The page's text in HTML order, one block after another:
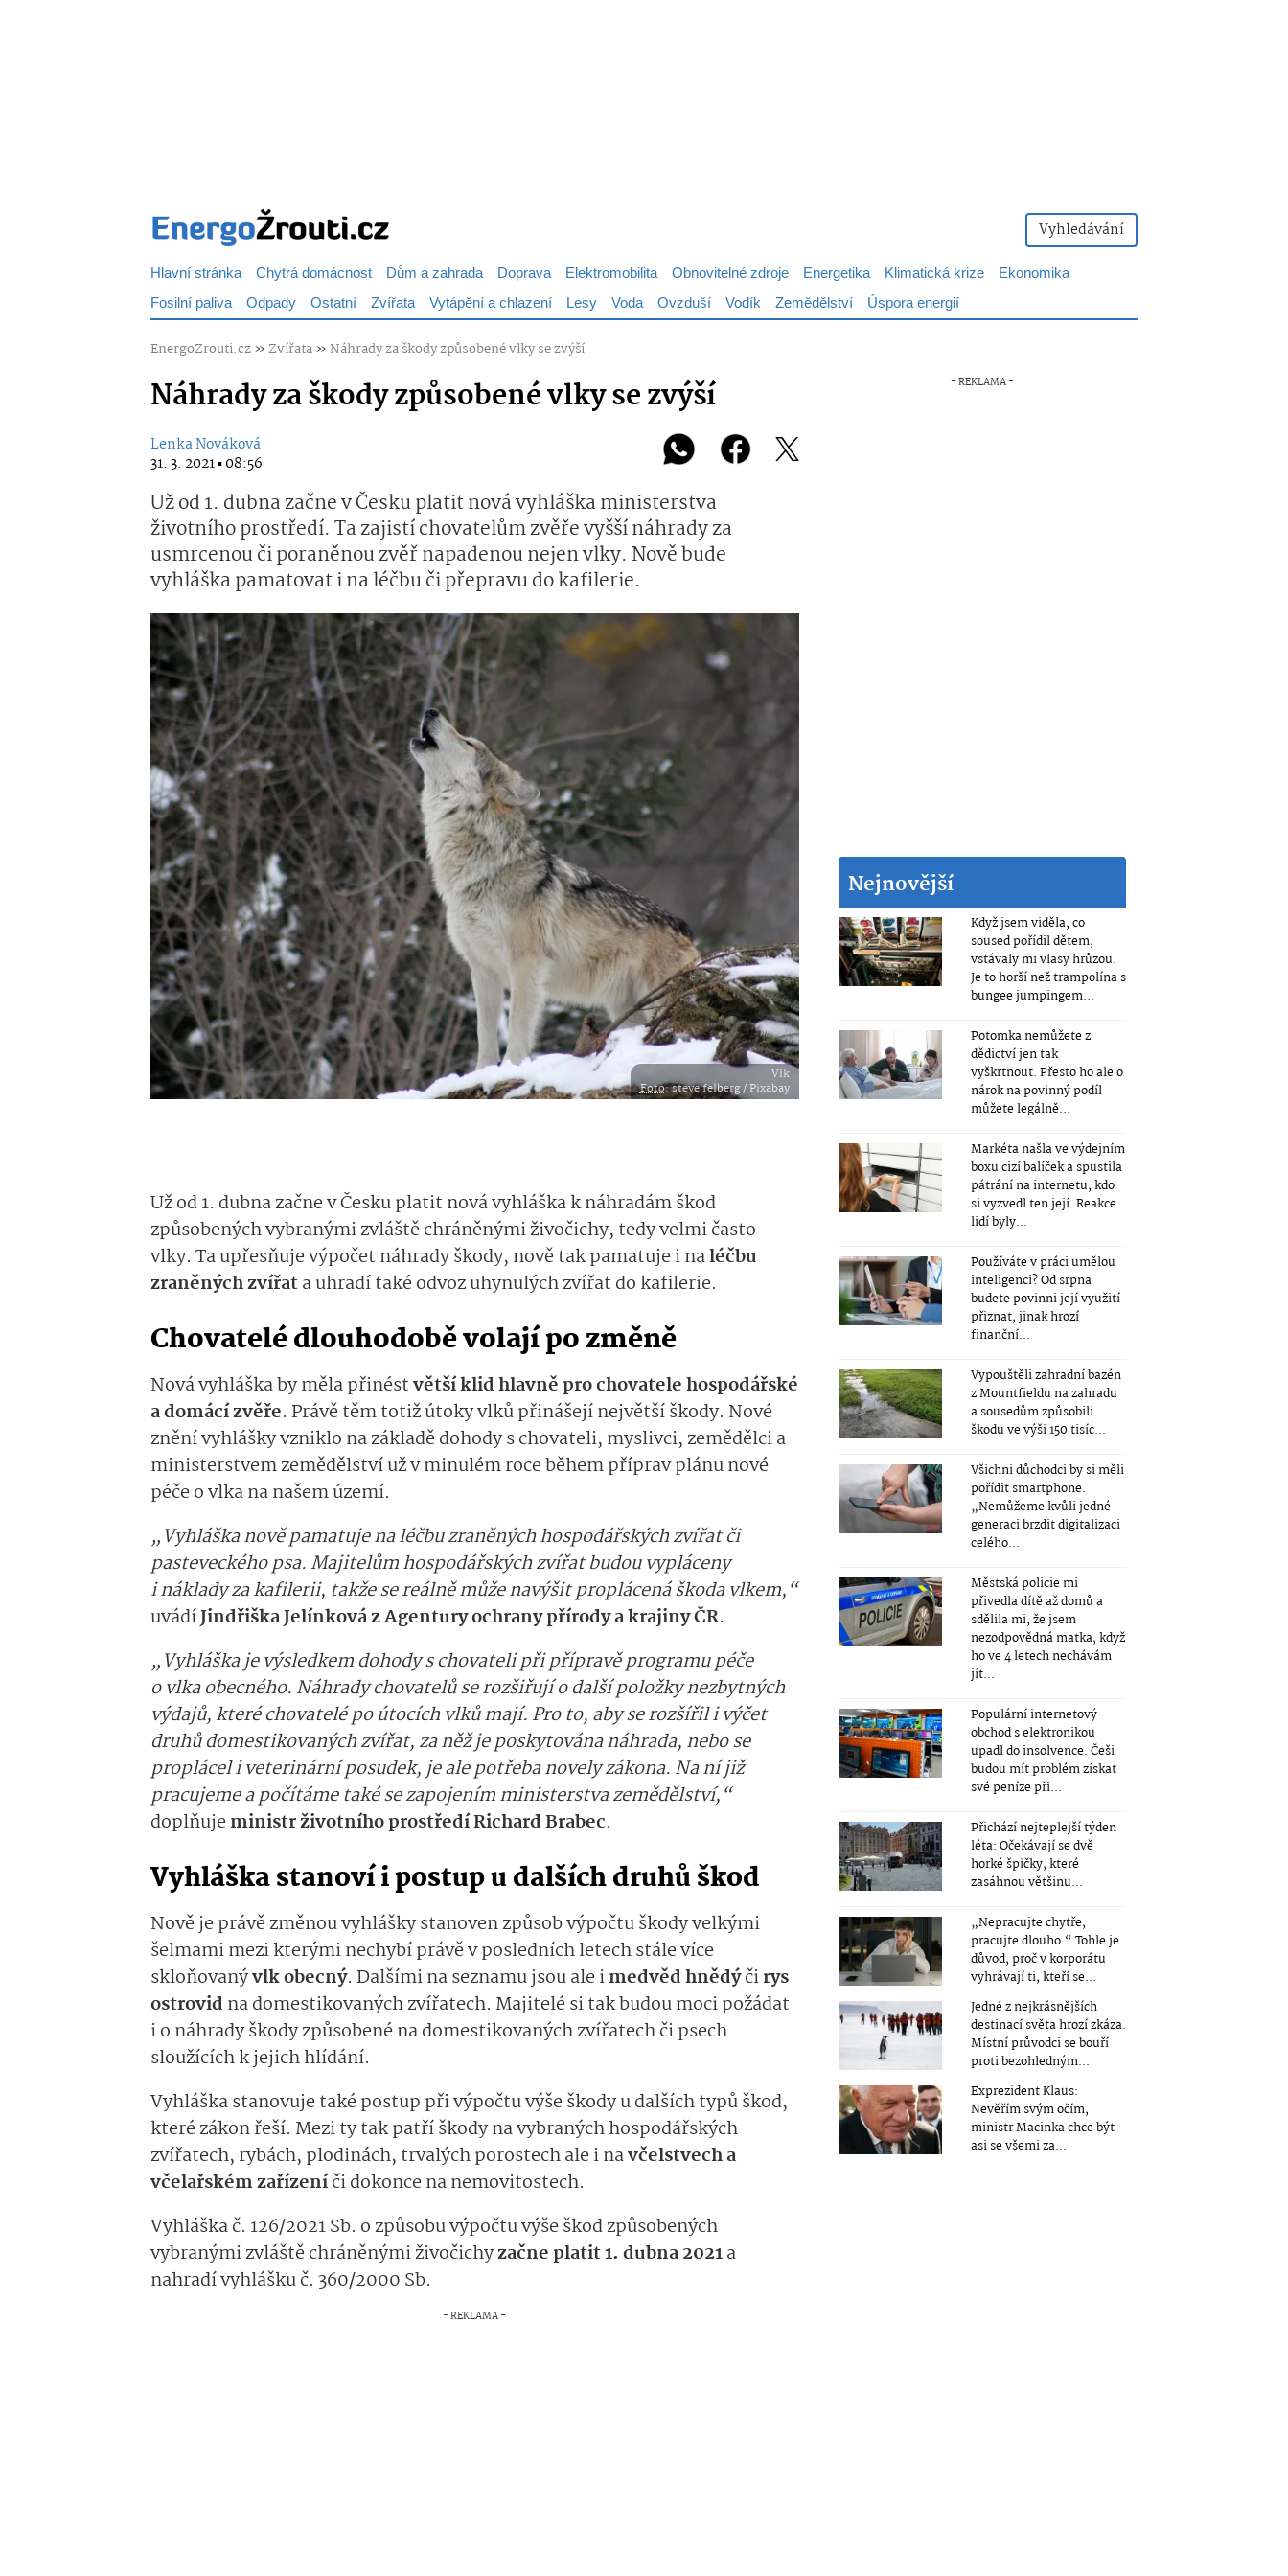
Vyhledávání
Hlavní stránka Chytrá domácnost Dům a zahrada Doprava Elektromobilita Obnovitelné zdroje Energetika Klimatická krize
Ekonomika
Fosilní paliva Odpady Ostatní Zvířata Vytápění a chlazení Lesy Voda Ovzduší Vodík Zemědělství Úspora energií
EnergoZrouti.cz»Zvířata»Náhrady za škody způsobené vlky se zvýší
Náhrady za škody způsobené vlky se zvýší
Lenka Nováková
31. 3. 2021 ▪ 08:56
Už od 1. dubna začne v Česku platit nová vyhláška ministerstva
životního prostředí. Ta zajistí chovatelům zvěře vyšší náhrady za
usmrcenou či poraněnou zvěř napadenou nejen vlky. Nově bude
vyhláška pamatovat i na léčbu či přepravu do kafilerie.
Vlk
Foto: steve felberg / Pixabay
Už od 1. dubna začne v Česku platit nová vyhláška k náhradám škod
způsobených vybranými zvláště chráněnými živočichy, tedy velmi často
vlky. Ta upřesňuje výpočet náhrady škody, nově tak pamatuje i naléčbu
zraněných zvířata uhradí také odvoz uhynulých zvířat do kafilerie.
Chovatelé dlouhodobě volají po změně
Nová vyhláška by měla přinéstvětší klid hlavně pro chovatele hospodářské
a domácí zvěře. Právě těm totiž útoky vlků přinášejí největší škody. Nové
znění vyhlášky vzniklo na základě dohody s chovateli, myslivci, zemědělci a
ministerstvem zemědělství už v minulém roce během příprav plánu nové
péče o vlka na našem území.
„Vyhláška nově pamatuje na léčbu zraněných hospodářských zvířat či
pasteveckého psa. Majitelům hospodářských zvířat budou vypláceny
i náklady za kafilerii, takže se reálně může navýšit proplácená škoda vlkem,“
uvádíJindřiška Jelínková z Agentury ochrany přírody a krajiny ČR.
„Vyhláška je výsledkem dohody s chovateli při přípravě programu péče
o vlka obecného. Náhrady chovatelů se rozšiřují o další položky nezbytných
výdajů, které chovatelé po útocích vlků mají. Pro to, aby se rozšířil i výčet
druhů domestikovaných zvířat, za něž je poskytována náhrada, nebo se
proplácel i veterinární posudek, je ale potřeba novely zákona. Na ní již
pracujeme a počítáme také se zapojením ministerstva zemědělství,“
doplňujeministr životního prostředí Richard Brabec.
Vyhláška stanoví i postup u dalších druhů škod
Nově je právě změnou vyhlášky stanoven způsob výpočtu škody velkými
šelmami mezi kterými nechybí právě v posledních letech stále více
skloňovanývlk obecný. Dalšími na seznamu jsou ale imedvěd hnědýčirys
ostrovid na domestikovaných zvířatech. Majitelé si tak budou moci požádat
i o náhrady škody způsobené na domestikovaných zvířatech či psech
sloužících k jejich hlídání.
Vyhláška stanovuje také postup při výpočtu výše škody u dalších typů škod,
které zákon řeší. Mezi ty tak patří škody na vybraných hospodářských
zvířatech, rybách, plodinách, trvalých porostech ale i navčelstvech a
včelařském zařízeníči dokonce na nemovitostech.
Vyhláška č. 126/2021 Sb. o způsobu výpočtu výše škod způsobených
vybranými zvláště chráněnými živočichyzačne platit 1. dubna 2021a
nahradí vyhlášku č. 360/2000 Sb.
Nejnovější
Když jsem viděla, co
soused pořídil dětem,
vstávaly mi vlasy hrůzou.
Je to horší než trampolína s
bungee jumpingem...
Potomka nemůžete z
dědictví jen tak
vyškrtnout. Přesto ho ale o
nárok na povinný podíl
můžete legálně...
Markéta našla ve výdejním
boxu cizí balíček a spustila
pátrání na internetu, kdo
si vyzvedl ten její. Reakce
lidí byly...
Používáte v práci umělou
inteligenci? Od srpna
budete povinni její využití
přiznat, jinak hrozí
finanční...
Vypouštěli zahradní bazén
z Mountfieldu na zahradu
a sousedům způsobili
škodu ve výši 150 tisíc...
Všichni důchodci by si měli
pořídit smartphone.
„Nemůžeme kvůli jedné
generaci brzdit digitalizaci
celého...
Městská policie mi
přivedla dítě až domů a
sdělila mi, že jsem
nezodpovědná matka, když
ho ve 4 letech nechávám
jít...
Populární internetový
obchod s elektronikou
upadl do insolvence. Češi
budou mít problém získat
své peníze při...
Přichází nejteplejší týden
léta: Očekávají se dvě
horké špičky, které
zasáhnou většinu...
„Nepracujte chytře,
pracujte dlouho.“ Tohle je
důvod, proč v korporátu
vyhrávají ti, kteří se...
Jedné z nejkrásnějších
destinací světa hrozí zkáza.
Místní průvodci se bouří
proti bezohledným...
Exprezident Klaus:
Nevěřím svým očím,
ministr Macinka chce být
asi se všemi za...